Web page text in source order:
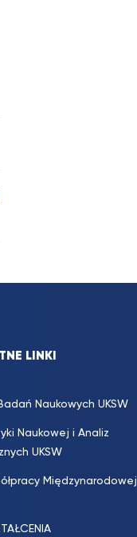
LINKI
Naukowych UKSW
Naukowej i Analiz
UKSW
Międzynarodowej